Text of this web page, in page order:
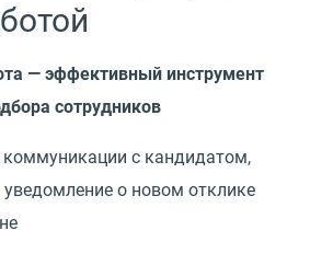
— эффективный инструмент
сотрудников
коммуникации с кандидатом,
уведомление о новом отклике